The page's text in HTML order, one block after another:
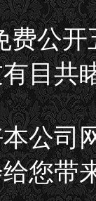
费公
目共
公司
您带